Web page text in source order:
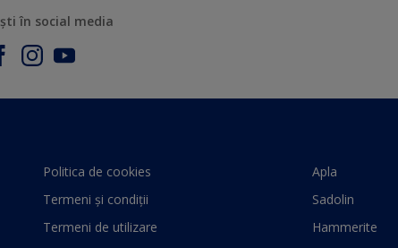
în social media
Politica de cookies
Termeni și condiții
Termeni de utilizare
Apla
Sadolin
Hammerite